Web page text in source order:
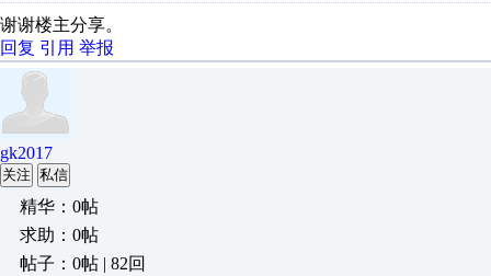
谢谢楼主分享。
回复 引用 举报
gk2017
关注 私信
精华：0帖
求助：0帖
帖子：0帖 | 82回